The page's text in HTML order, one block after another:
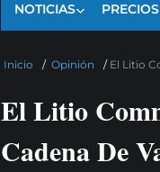
NOTICIAS PRECIOS
Inicio / Opinión / El Litio
El Litio
Cadena De